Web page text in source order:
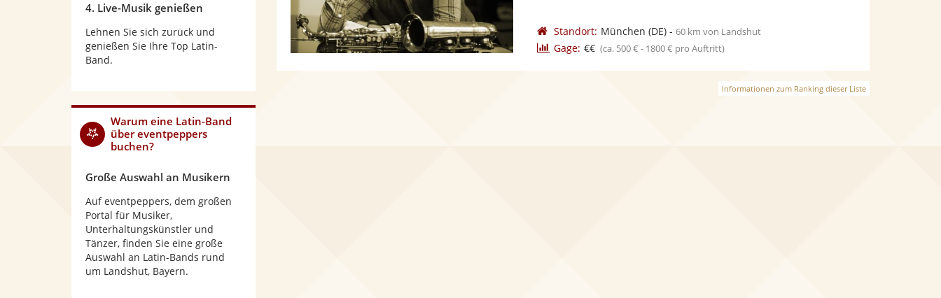
Standort: München (DE)- 60 km von Landshut
Gage: €€ (ca. 500 € - 1800 € pro Auftritt)
Informationen zum Ranking dieser Liste
4. Live-Musik genießen
Lehnen Sie sich zurück und
genießen Sie Ihre Top Latin-
Band.
Warum eine Latin-Band
über eventpeppers
buchen?
Große Auswahl an Musikern
Auf eventpeppers, dem großen
Portal für Musiker,
Unterhaltungskünstler und
Tänzer, finden Sie eine große
Auswahl an Latin-Bands rund
um Landshut, Bayern.